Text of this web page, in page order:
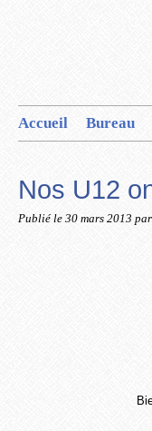
Accueil Bureau
Nos U12
Publié le 30 mars 2013